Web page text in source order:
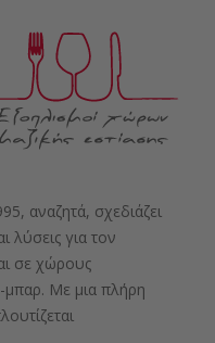
αναζητά, σχεδιάζει
λύσεις για τον
σε χώρους
μπαρ. Με μια πλήρη